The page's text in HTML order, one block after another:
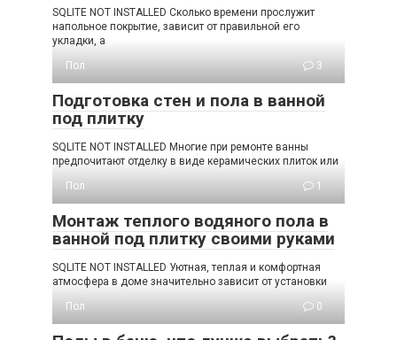
SQLITE NOT INSTALLED Сколько времени прослужит
напольное покрытие, зависит от правильной его
укладки, а
Пол
3
Подготовка стен и пола в ванной
под плитку
SQLITE NOT INSTALLED Многие при ремонте ванны
предпочитают отделку в виде керамических плиток или
Пол
1
Монтаж теплого водяного пола в
ванной под плитку своими руками
SQLITE NOT INSTALLED Уютная, теплая и комфортная
атмосфера в доме значительно зависит от установки
Пол
0